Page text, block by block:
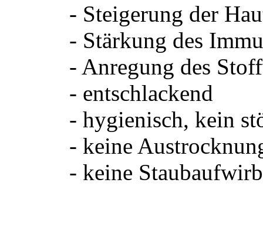
- Steigerung der
- Stärkung des
- Anregung des
- entschlackend
- hygienisch, kein
- keine
- keine